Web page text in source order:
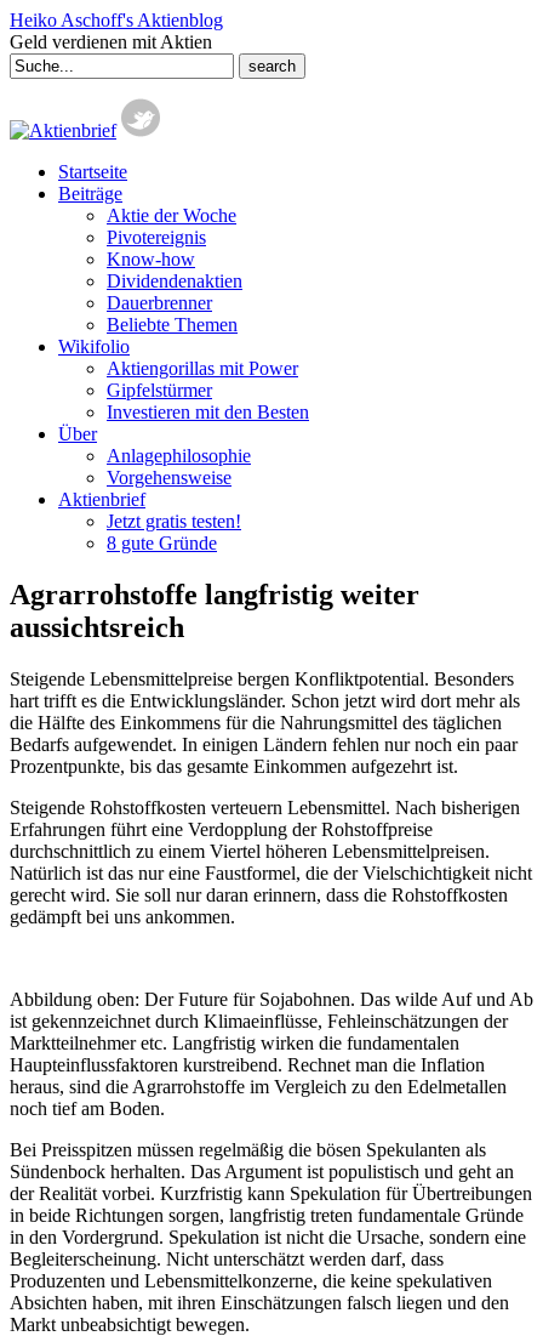
Heiko Aschoff's Aktienblog
Geld verdienen mit Aktien
Search
for:
Startseite
Beiträge
Aktie der Woche
Pivotereignis
Know-how
Dividendenaktien
Dauerbrenner
Beliebte Themen
Wikifolio
Aktiengorillas mit Power
Gipfelstürmer
Investieren mit den Besten
Über
Anlagephilosophie
Vorgehensweise
Aktienbrief
Jetzt gratis testen!
8 gute Gründe
Agrarrohstoffe langfristig weiter
aussichtsreich
Steigende Lebensmittelpreise bergen Konfliktpotential. Besonders
hart trifft es die Entwicklungsländer. Schon jetzt wird dort mehr als
die Hälfte des Einkommens für die Nahrungsmittel des täglichen
Bedarfs aufgewendet. In einigen Ländern fehlen nur noch ein paar
Prozentpunkte, bis das gesamte Einkommen aufgezehrt ist.
Steigende Rohstoffkosten verteuern Lebensmittel. Nach bisherigen
Erfahrungen führt eine Verdopplung der Rohstoffpreise
durchschnittlich zu einem Viertel höheren Lebensmittelpreisen.
Natürlich ist das nur eine Faustformel, die der Vielschichtigkeit nicht
gerecht wird. Sie soll nur daran erinnern, dass die Rohstoffkosten
gedämpft bei uns ankommen.
Abbildung oben: Der Future für Sojabohnen. Das wilde Auf und Ab
ist gekennzeichnet durch Klimaeinflüsse, Fehleinschätzungen der
Marktteilnehmer etc. Langfristig wirken die fundamentalen
Haupteinflussfaktoren kurstreibend. Rechnet man die Inflation
heraus, sind die Agrarrohstoffe im Vergleich zu den Edelmetallen
noch tief am Boden.
Bei Preisspitzen müssen regelmäßig die bösen Spekulanten als
Sündenbock herhalten. Das Argument ist populistisch und geht an
der Realität vorbei. Kurzfristig kann Spekulation für Übertreibungen
in beide Richtungen sorgen, langfristig treten fundamentale Gründe
in den Vordergrund. Spekulation ist nicht die Ursache, sondern eine
Begleiterscheinung. Nicht unterschätzt werden darf, dass
Produzenten und Lebensmittelkonzerne, die keine spekulativen
Absichten haben, mit ihren Einschätzungen falsch liegen und den
Markt unbeabsichtigt bewegen.